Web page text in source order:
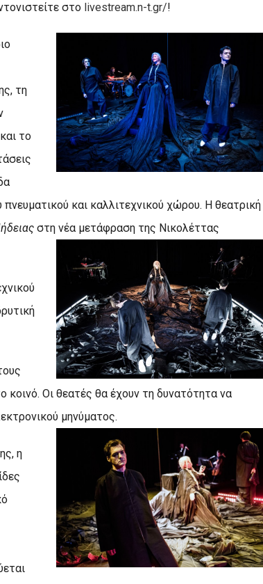
στο livestream.n-t.gr/!
τη
το
και καλλιτεχνικού χώρου. Η θεατρική
στη νέα μετάφραση της Νικολέττας
κοινό. Οι θεατές θα έχουν τη δυνατότητα να
μηνύματος.
η